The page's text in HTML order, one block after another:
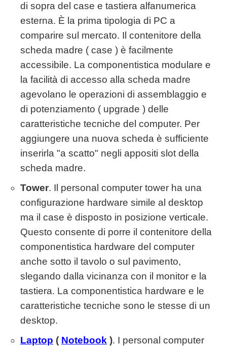
di sopra del case e tastiera alfanumerica
esterna. È la prima tipologia di PC a
comparire sul mercato. Il contenitore della
scheda madre ( case ) è facilmente
accessibile. La componentistica modulare e
la facilità di accesso alla scheda madre
agevolano le operazioni di assemblaggio e
di potenziamento ( upgrade ) delle
caratteristiche tecniche del computer. Per
aggiungere una nuova scheda è sufficiente
inserirla "a scatto" negli appositi slot della
scheda madre.
Tower. Il personal computer tower ha una
configurazione hardware simile al desktop
ma il case è disposto in posizione verticale.
Questo consente di porre il contenitore della
componentistica hardware del computer
anche sotto il tavolo o sul pavimento,
slegando dalla vicinanza con il monitor e la
tastiera. La componentistica hardware e le
caratteristiche tecniche sono le stesse di un
desktop.
Laptop ( Notebook ). I personal computer